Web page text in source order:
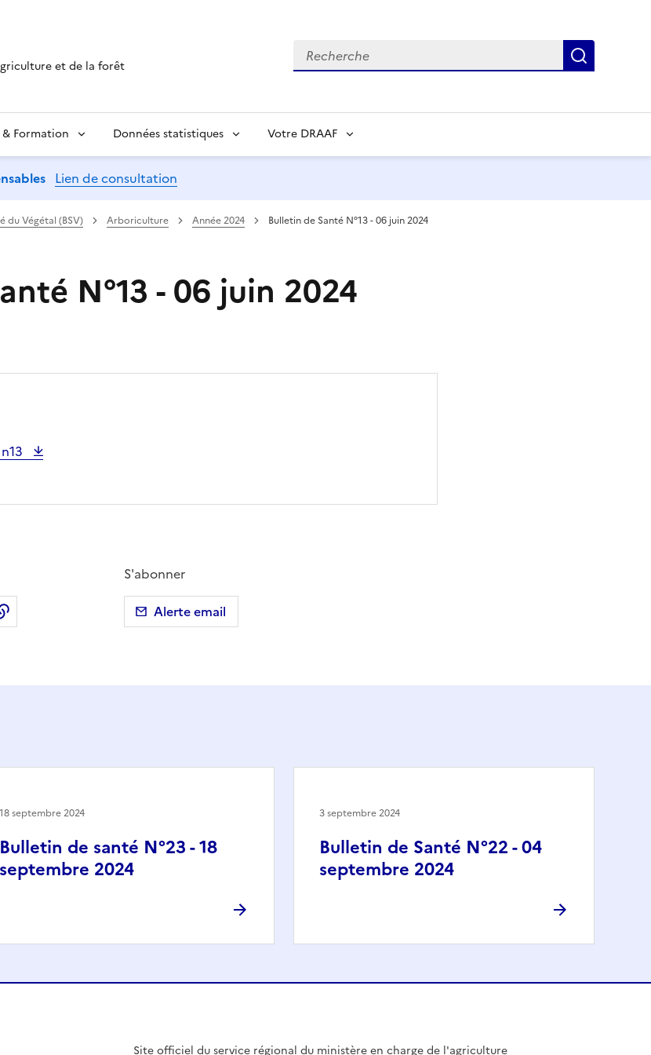
et de la forêt
Recherche
Formation Données statistiques Votre DRAAF
Lien de consultation
du Végétal (BSV) Arboriculture Année 2024 Bulletin de Santé N°13 - 06 juin 2024
N°13 - 06 juin 2024
Twitter)
LinkedInpar email
Copier dans le presse-papier
S'abonner
Alerte email
Bulletin de santé N°23 - 18
septembre 2024
18 septembre 2024
Bulletin de Santé N°22 - 04
septembre 2024
3 septembre 2024
Site officiel du service régional du ministère en charge de l'agriculture